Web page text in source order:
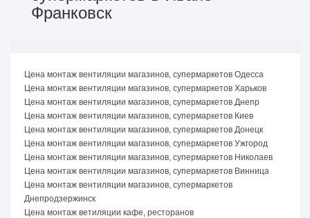
Франковск
Цена монтаж вентиляции магазинов, супермаркетов Одесса
Цена монтаж вентиляции магазинов, супермаркетов Харьков
Цена монтаж вентиляции магазинов, супермаркетов Днепр
Цена монтаж вентиляции магазинов, супермаркетов Киев
Цена монтаж вентиляции магазинов, супермаркетов Донецк
Цена монтаж вентиляции магазинов, супермаркетов Ужгород
Цена монтаж вентиляции магазинов, супермаркетов Николаев
Цена монтаж вентиляции магазинов, супермаркетов Винница
Цена монтаж вентиляции магазинов, супермаркетов
Днепродзержинск
Цена монтаж ветиляции кафе, ресторанов